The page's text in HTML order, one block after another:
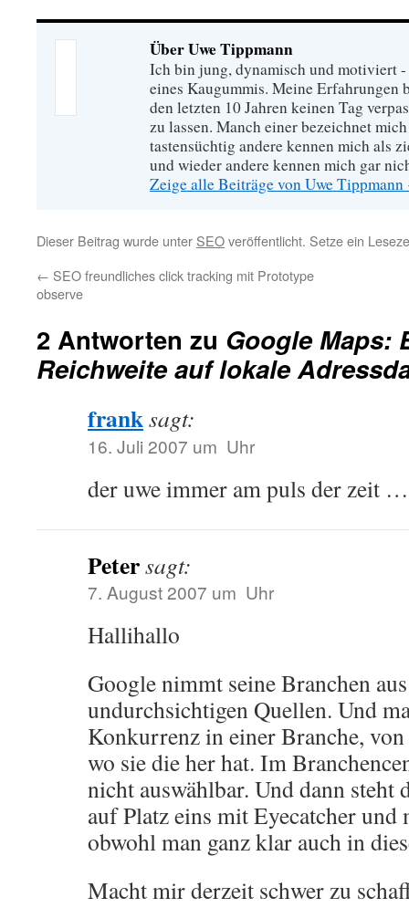
Über Uwe Tippmann
Ich bin jung, dynamisch und motiviert
eines Kaugummis. Meine Erfahrungen
den letzten 10 Jahren keinen Tag
zu lassen. Manch einer bezeichnet
tastensüchtig andere kennen mich als
und wieder andere kennen mich gar
Zeige alle Beiträge von Uwe Tippmann
Dieser Beitrag wurde unter SEOveröffentlicht. Setze ein
← SEO freundliches click tracking mit Prototype
observe
2 Antworten zu Google Maps:
Reichweite auf lokale
franksagt:
16. Juli 2007 um Uhr
der uwe immer am puls der zeit
Petersagt:
7. August 2007 um Uhr
Hallihallo
Google nimmt seine Branchen
undurchsichtigen Quellen. Und
Konkurrenz in einer Branche,
wo sie die her hat. Im
nicht auswählbar. Und dann
auf Platz eins mit Eyecatcher und
obwohl man ganz klar auch in
Macht mir derzeit schwer zu